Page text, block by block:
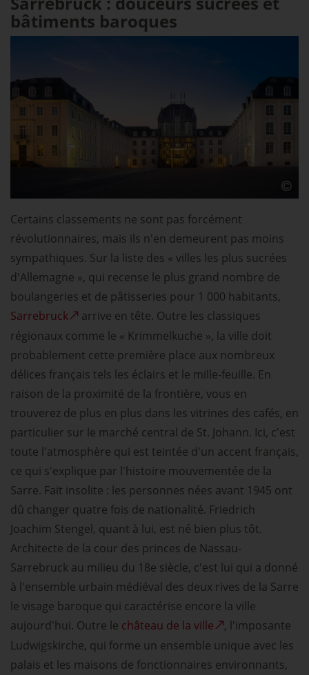
bâtiments baroques
Certains classements ne sont pas forcément
révolutionnaires, mais ils n'en demeurent pas moins
sympathiques. Sur la liste des « villes les plus sucrées
d'Allemagne », qui recense le plus grand nombre de
boulangeries et de pâtisseries pour 1 000 habitants,
Sarrebruck
arrive en tête. Outre les classiques
régionaux comme le « Krimmelkuche », la ville doit
probablement cette première place aux nombreux
délices français tels les éclairs et le mille-feuille. En
raison de la proximité de la frontière, vous en
trouverez de plus en plus dans les vitrines des cafés, en
particulier sur le marché central de St. Johann. Ici, c'est
toute l'atmosphère qui est teintée d'un accent français,
ce qui s'explique par l'histoire mouvementée de la
Sarre. Fait insolite : les personnes nées avant 1945 ont
dû changer quatre fois de nationalité. Friedrich
Joachim Stengel, quant à lui, est né bien plus tôt.
Architecte de la cour des princes de Nassau-
Sarrebruck au milieu du 18e siècle, c'est lui qui a donné
à l'ensemble urbain médiéval des deux rives de la Sarre
le visage baroque qui caractérise encore la ville
aujourd'hui. Outre le château de la ville
, l'imposante
Ludwigskirche, qui forme un ensemble unique avec les
palais et les maisons de fonctionnaires environnants,